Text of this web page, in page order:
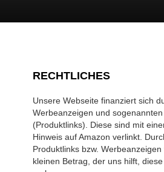
RECHTLICHES
Unsere Webseite finanziert sich
Werbeanzeigen und
(Produktlinks). Diese sind mit
Hinweis auf Amazon verlinkt.
Produktlinks bzw.
kleinen Betrag, der uns hilft,